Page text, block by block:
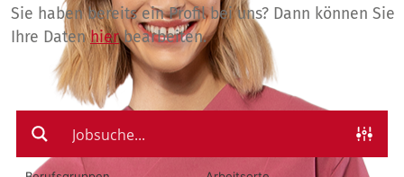
Sie haben bereits ein Profil bei uns? Dann können Sie
Ihre Datenhierbearbeiten.